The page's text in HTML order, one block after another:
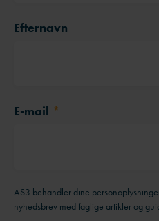
Efternavn
E-mail *
AS3 behandler dine
nyhedsbrev med faglige artikler og